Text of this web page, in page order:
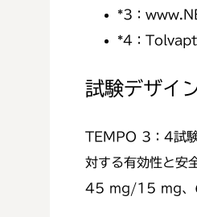
*3：
*4：
試験デザイ
TEMPO 3：4試験
対する有効性と
45 mg/15 mg、